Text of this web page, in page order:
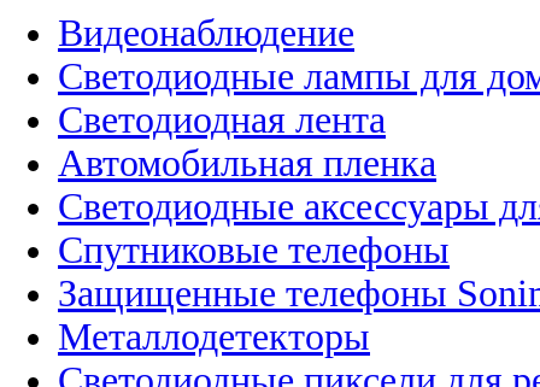
Видеонаблюдение
Светодиодные лампы для
Светодиодная лента
Автомобильная пленка
Светодиодные аксессуары
Спутниковые телефоны
Защищенные телефоны
Металлодетекторы